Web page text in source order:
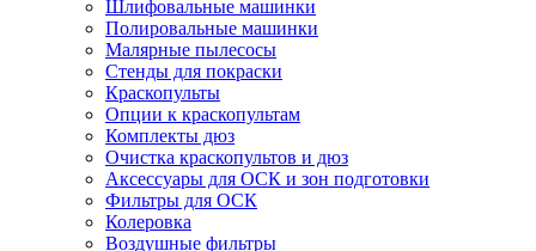
Шлифовальные машинки
Полировальные машинки
Малярные пылесосы
Стенды для покраски
Краскопульты
Опции к краскопультам
Комплекты дюз
Очистка краскопультов и дюз
Аксессуары для ОСК и зон подготовки
Фильтры для ОСК
Колеровка
Воздушные фильтры